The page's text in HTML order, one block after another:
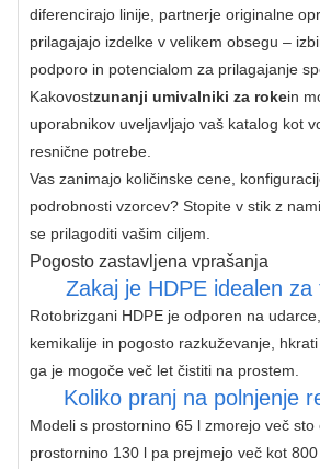
diferencirajo linije, partnerje originalne
prilagajajo izdelke v velikem obsegu –
podporo in potencialom za prilagajanje
Kakovostzunanji umivalniki za rokein
uporabnikov uveljavljajo vaš katalog kot
resnične potrebe.
Vas zanimajo količinske cene,
podrobnosti vzorcev? Stopite v stik z
se prilagoditi vašim ciljem.
Pogosto zastavljena vprašanja
Zakaj je HDPE idealen za
Rotobrizgani HDPE je odporen na
kemikalije in pogosto razkuževanje,
ga je mogoče več let čistiti na prostem.
Koliko pranj na polnjenje
Modeli s prostornino 65 l zmorejo več sto
prostornino 130 l pa prejmejo več kot